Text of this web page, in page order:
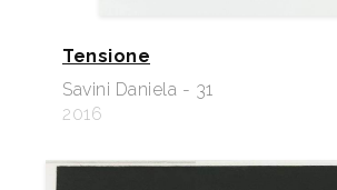
Tensione
Savini Daniela - 31
2016